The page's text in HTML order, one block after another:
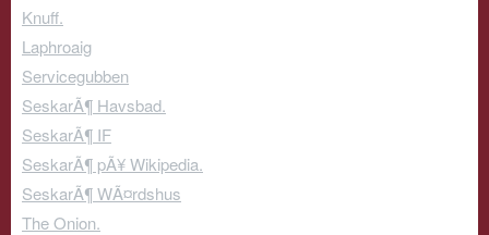
Knuff.
Laphroaig
Servicegubben
SeskarÃ¶ Havsbad.
SeskarÃ¶ IF
SeskarÃ¶ pÃ¥ Wikipedia.
SeskarÃ¶ WÃ¤rdshus
The Onion.